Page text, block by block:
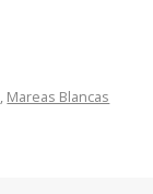
, Mareas Blancas